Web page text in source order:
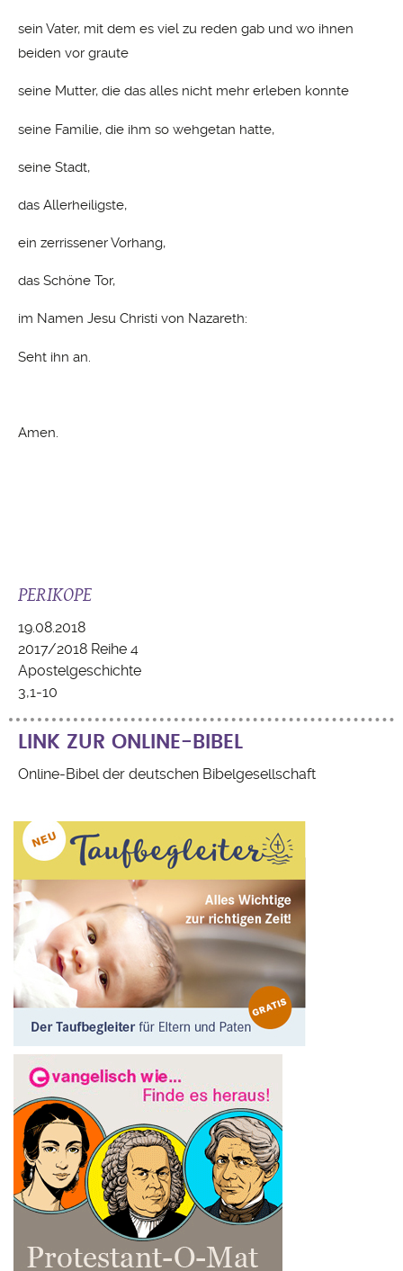
sein Vater, mit dem es viel zu reden gab und wo ihnen
beiden vor graute
seine Mutter, die das alles nicht mehr erleben konnte
seine Familie, die ihm so wehgetan hatte,
seine Stadt,
das Allerheiligste,
ein zerrissener Vorhang,
das Schöne Tor,
im Namen Jesu Christi von Nazareth:
Seht ihn an.
Amen.
PERIKOPE
19.08.2018
2017/2018 Reihe 4
Apostelgeschichte
3,1-10
LINK ZUR ONLINE-BIBEL
Online-Bibel der deutschen Bibelgesellschaft